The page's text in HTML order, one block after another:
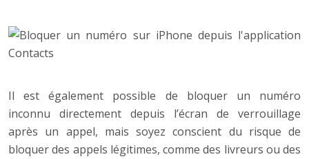
Il est également possible de bloquer un numéro
inconnu directement depuis l’écran de verrouillage
après un appel, mais soyez conscient du risque de
bloquer des appels légitimes, comme des livreurs ou des